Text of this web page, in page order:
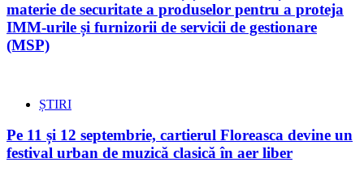
materie de securitate a produselor pentru a proteja
IMM-urile și furnizorii de servicii de gestionare
(MSP)
ȘTIRI
Pe 11 și 12 septembrie, cartierul Floreasca devine un
festival urban de muzică clasică în aer liber